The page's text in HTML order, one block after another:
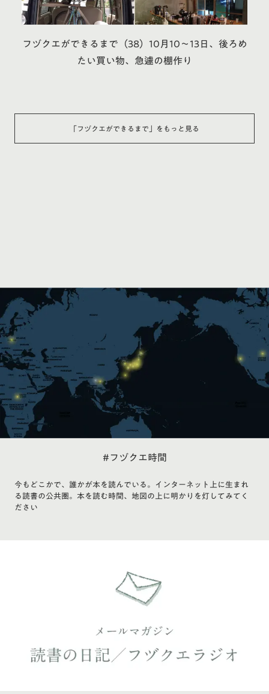
フヅクエができるまで（38）10月10〜13日、後ろめ
たい買い物、急遽の棚作り
「フヅクエができるまで 」をもっと見る
#フヅクエ時間
今もどこかで、誰かが本を読んでいる。インターネット上に生まれ
る読書の公共圏。本を読む時間、地図の上に明かりを灯してみてく
ださい